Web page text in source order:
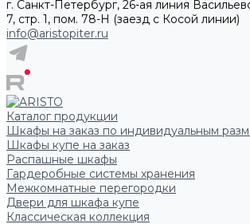
г. Санкт-Петербург, 26-ая линия
7, стр. 1, пом. 78-Н (заезд с Косой линии)
info@aristopiter.ru
Каталог продукции
Шкафы на заказ по индивидуальным
Шкафы купе на заказ
Распашные шкафы
Гардеробные системы хранения
Межкомнатные перегородки
Двери для шкафа купе
Классическая коллекция